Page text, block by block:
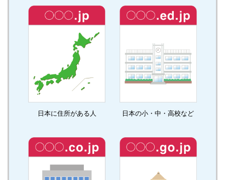
日本に住所がある人 日本の小・中・高校など